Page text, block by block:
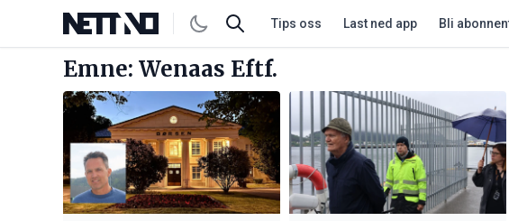
Tips oss Last ned app Bli
Emne: Wenaas Eftf.